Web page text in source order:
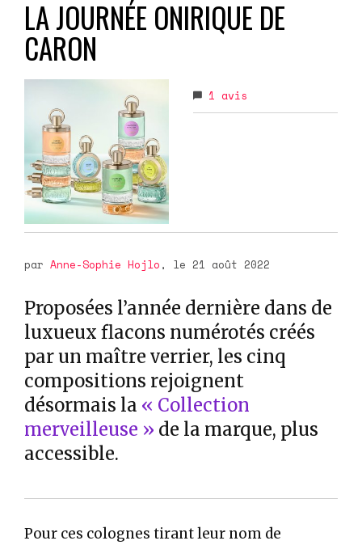
LA JOURNÉE ONIRIQUE DE
CARON
1 avis
par Anne-Sophie Hojlo , le 21 août 2022
Proposées l’année dernière dans de
luxueux flacons numérotés créés
par un maître verrier, les cinq
compositions rejoignent
désormais la « Collection
merveilleuse » de la marque, plus
accessible.
Pour ces colognes tirant leur nom de